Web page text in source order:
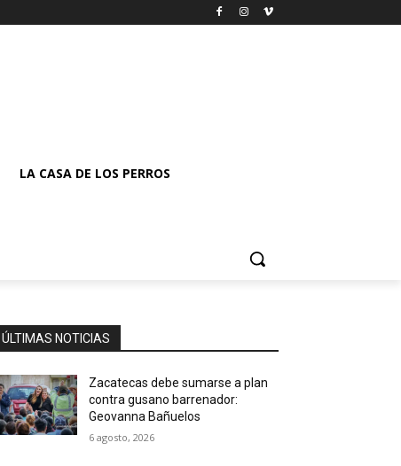
LA CASA DE LOS PERROS
ÚLTIMAS NOTICIAS
Zacatecas debe sumarse a plan
contra gusano barrenador:
Geovanna Bañuelos
6 agosto, 2026